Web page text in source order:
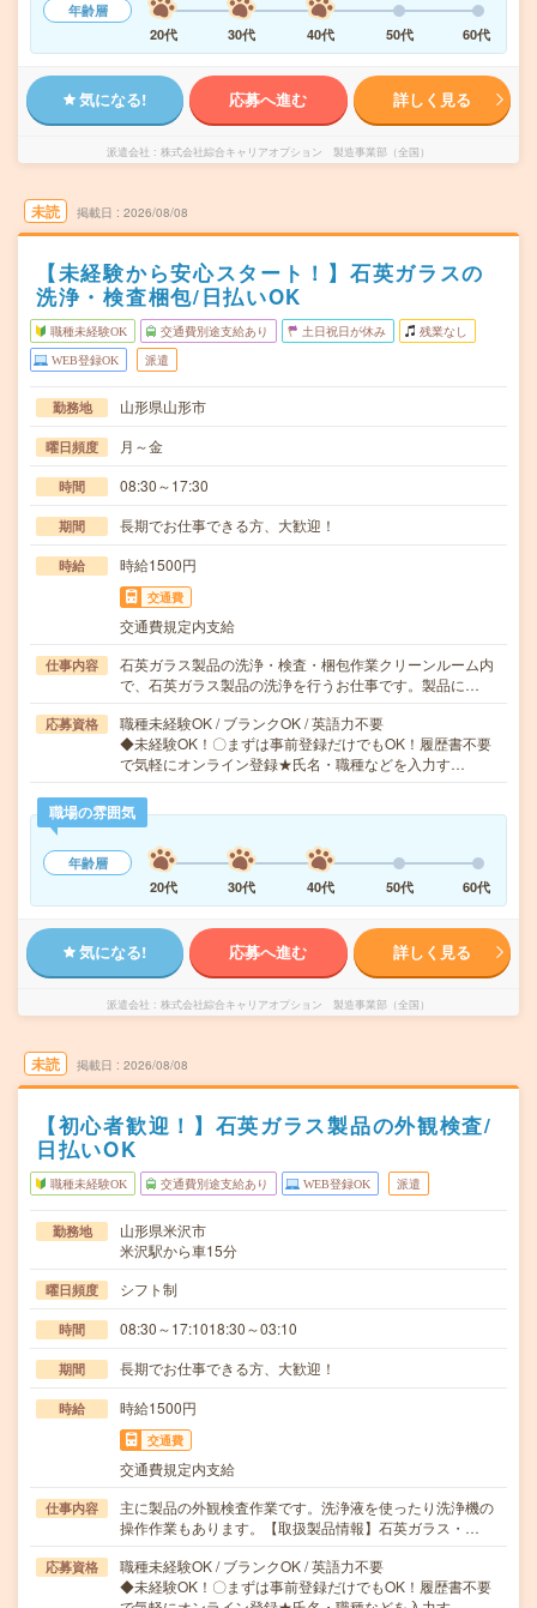
年齢層
20代
30代 40代 50代 60代
気になる! 応募へ進む 詳しく見る
派遣会社 株式会社綜合キャリアオプション 製造事業部（全国）
未読 掲載日 2026/08/08
【未経験から安心スタート！】石英ガラスの
洗浄・検査梱包/日払いOK
職種未経験OK 交通費別途支給あり 土日祝日が休み 残業なし
WEB登録OK 派遣
勤務地 山形県山形市
曜日頻度 月～金
時間 08:30～17:30
期間 長期でお仕事できる方、大歓迎！
時給 時給1500円
交通費
交通費規定内支給
仕事内容
石英ガラス製品の洗浄・検査・梱包作業クリーンルーム内
で、石英ガラス製品の洗浄を行うお仕事です。製品に…
応募資格
職種未経験OK / ブランクOK / 英語力不要
◆未経験OK！〇まずは事前登録だけでもOK！履歴書不要
で気軽にオンライン登録★氏名・職種などを入力す…
職場の雰囲気
年齢層
20代
30代 40代 50代 60代
気になる! 応募へ進む 詳しく見る
派遣会社 株式会社綜合キャリアオプション 製造事業部（全国）
未読 掲載日 2026/08/08
【初心者歓迎！】石英ガラス製品の外観検査/
日払いOK
職種未経験OK 交通費別途支給あり WEB登録OK 派遣
勤務地
山形県米沢市
米沢駅から車15分
曜日頻度 シフト制
時間 08:30～17:1018:30～03:10
期間 長期でお仕事できる方、大歓迎！
時給 時給1500円
交通費
交通費規定内支給
仕事内容
主に製品の外観検査作業です。洗浄液を使ったり洗浄機の
操作作業もあります。【取扱製品情報】石英ガラス・…
応募資格
職種未経験OK / ブランクOK / 英語力不要
◆未経験OK！〇まずは事前登録だけでもOK！履歴書不要